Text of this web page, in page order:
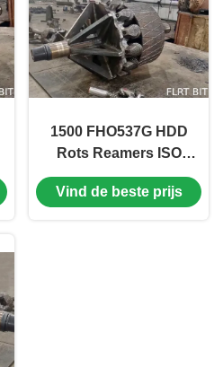
1500 FHO537G HDD
Rots Reamers ISO
voor de Boring van
de Gatenopener
Vind de beste prijs